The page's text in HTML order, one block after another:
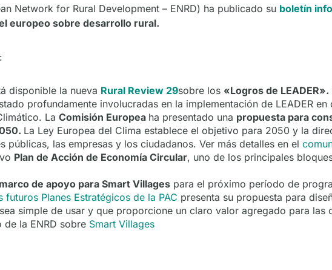
Network for Rural Development – ENRD) ha publicado su boletín
europeo sobre desarrollo rural.
disponible la nueva Rural Review 29sobre los «Logros de LEADER».
profundamente involucradas en la implementación de LEADER
La Comisión Europea ha presentado una propuesta para
La Ley Europea del Clima establece el objetivo para 2050 y la
las empresas y los ciudadanos. Ver más detalles en el
Plan de Acción de Economía Circular, uno de los principales
marco de apoyo para Smart Villages para el próximo período de
Planes Estratégicos de la PAC presenta su propuesta para
simple de usar y que proporcione un claro valor agregado para
la ENRD sobre Smart Villages